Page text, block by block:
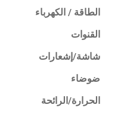
الطاقة / الكهرباء
القنوات
شاشة/إشعارات
ضوضاء
الحرارة/الرائحة